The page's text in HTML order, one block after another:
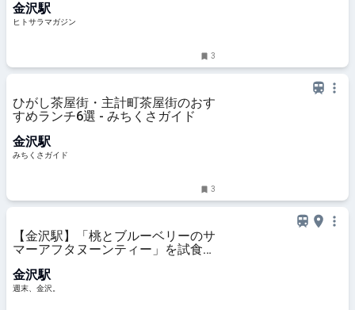
サラマガジン
金沢駅
ヒトサラマガジン
3
ひがし茶屋街・主計町茶屋街のおす
すめランチ6選 - みちくさガイド
金沢駅
みちくさガイド
3
【金沢駅】「桃とブルーベリーのサ
マーアフタヌーンティー」を試食レ
金沢で楽しむ夏のご褒美時間 - 週
末、金沢。
金沢駅
週末、金沢。